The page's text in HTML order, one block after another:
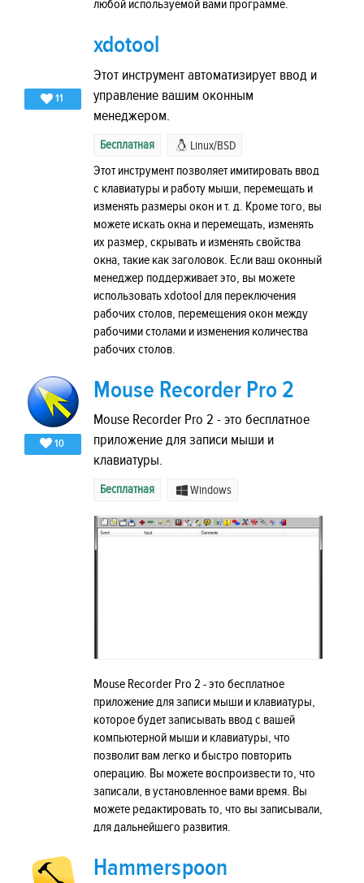
любой используемой вами программе.
11
xdotool
Этот инструмент автоматизирует ввод и
управление вашим оконным
менеджером.
Бесплатная Linux/BSD
Этот инструмент позволяет имитировать ввод
с клавиатуры и работу мыши, перемещать и
изменять размеры окон и т. д. Кроме того, вы
можете искать окна и перемещать, изменять
их размер, скрывать и изменять свойства
окна, такие как заголовок. Если ваш оконный
менеджер поддерживает это, вы можете
использовать xdotool для переключения
рабочих столов, перемещения окон между
рабочими столами и изменения количества
рабочих столов.
10
Mouse Recorder Pro 2
Mouse Recorder Pro 2 - это бесплатное
приложение для записи мыши и
клавиатуры.
Бесплатная Windows
Mouse Recorder Pro 2 - это бесплатное
приложение для записи мыши и клавиатуры,
которое будет записывать ввод с вашей
компьютерной мыши и клавиатуры, что
позволит вам легко и быстро повторить
операцию. Вы можете воспроизвести то, что
записали, в установленное вами время. Вы
можете редактировать то, что вы записывали,
для дальнейшего развития.
Hammerspoon